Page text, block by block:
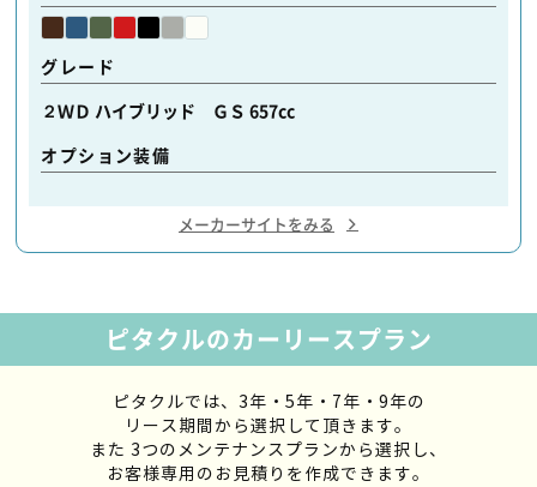
グレード
２ＷＤ ハイブリッド ＧＳ 657cc
オプション装備
メーカーサイトをみる
ピタクルのカーリースプラン
ピタクルでは、3年・5年・7年・9年の
リース期間から選択して頂きます。
また 3つのメンテナンスプランから選択し、
お客様専用のお見積りを作成できます。